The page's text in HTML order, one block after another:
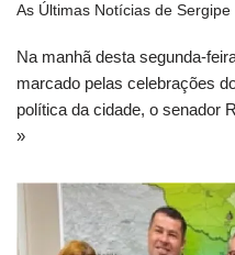
As Últimas Notícias de Sergipe
Na manhã desta segunda-
marcado pelas celebrações
política da cidade, o senador
»